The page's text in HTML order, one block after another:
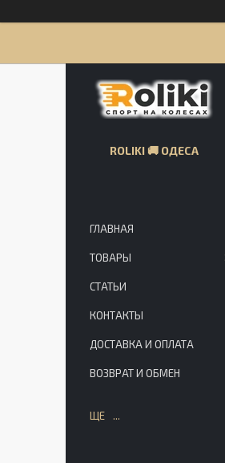
ROLIKI 🚚 ОДЕСА
ГЛАВНАЯ
ТОВАРЫ
СТАТЬИ
КОНТАКТЫ
ДОСТАВКА И ОПЛАТА
ВОЗВРАТ И ОБМЕН
ЩЕ